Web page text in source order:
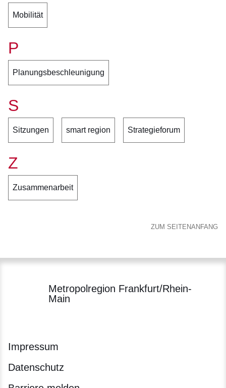
Mobilität
P
Planungsbeschleunigung
S
Sitzungen smart region Strategieforum
Z
Zusammenarbeit
ZUM SEITENANFANG
Metropolregion Frankfurt/Rhein-
Main
Impressum
Datenschutz